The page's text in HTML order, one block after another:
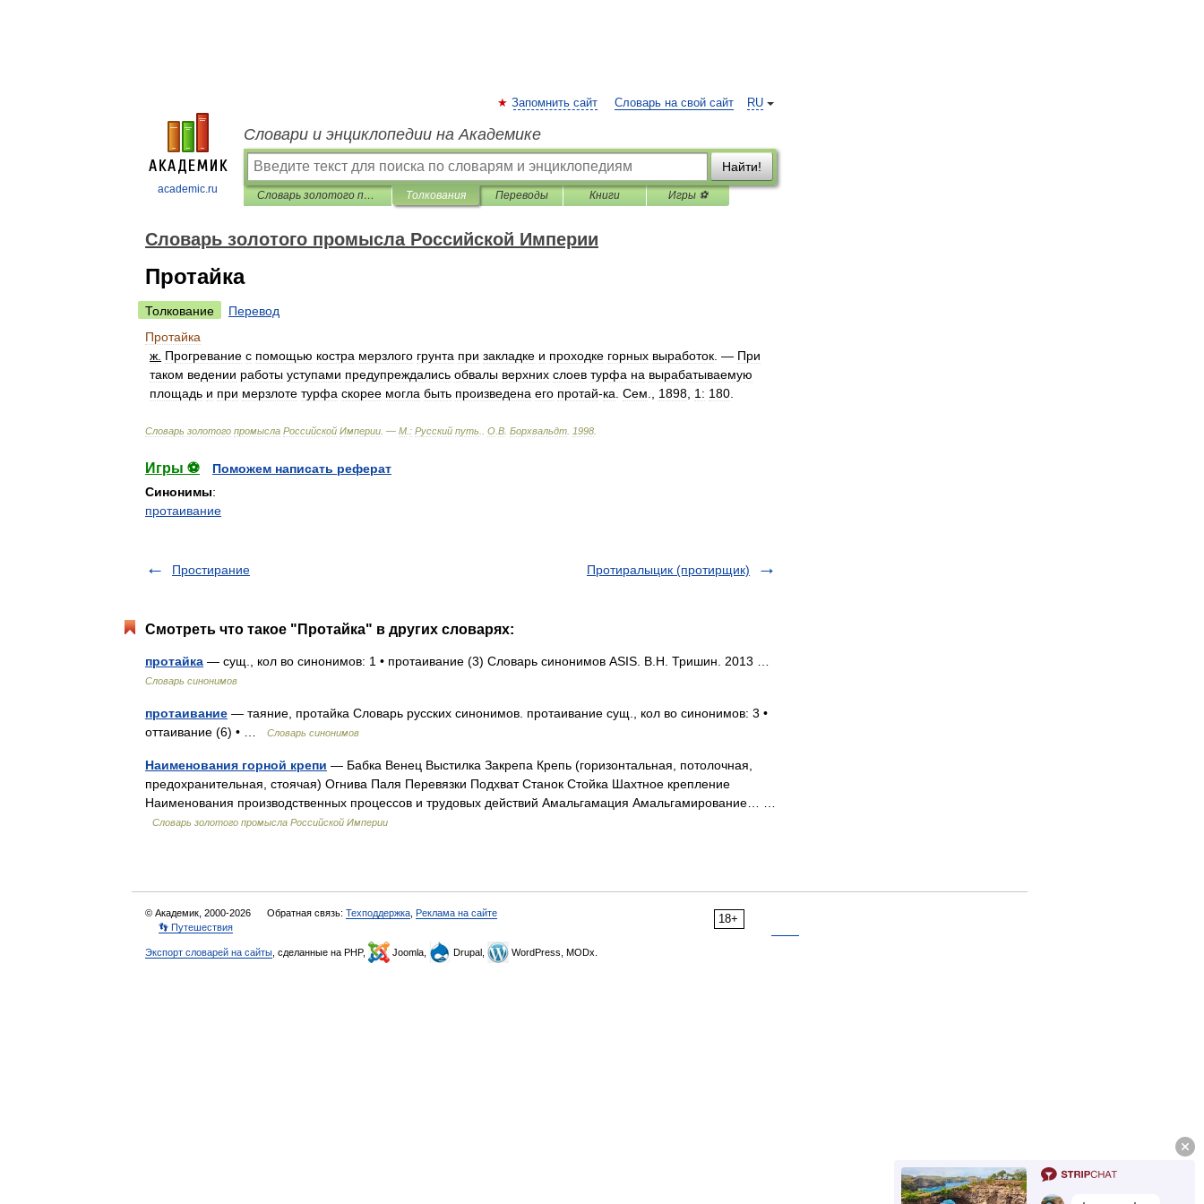
academic.ru
RU
Запомнить сайт Словарь на свой сайт
Словари и энциклопедии на Академике
Найти!
Словарь золотого промысла Российской Империи Толкования Переводы Книги Игры ⚽
Словарь золотого промысла Российской Империи
Протайка
Толкование
Перевод
Протайка
ж Прогревание с помощью костра мерзлого грунта при закладке и проходке горных выработок . — При
таком ведении работы уступами предупреждались обвалы верхних слоев турфа на вырабатываемую
площадь и при мерзлоте турфа скорее могла быть произведена его протай-ка Сем 1898 1: 180
Словарь золотого промысла Российской Империи . — М : Русский путь О В Борхвальдт 1998
Игры ⚽
Поможем написать реферат
Синонимы:
протаивание
Простирание Протиралыцик (протирщик)
Смотреть что такое "Протайка" в других словарях:
протайка — сущ., кол во синонимов: 1 • протаивание (3) Словарь синонимов ASIS. В.Н. Тришин. 2013 …
Словарь синонимов
протаивание — таяние, протайка Словарь русских синонимов. протаивание сущ., кол во синонимов: 3 •
оттаивание (6) • …
Словарь синонимов
Наименования горной крепи — Бабка Венец Выстилка Закрепа Крепь (горизонтальная, потолочная,
предохранительная, стоячая) Огнива Паля Перевязки Подхват Станок Стойка Шахтное крепление
Наименования производственных процессов и трудовых действий Амальгамация Амальгамирование… …
Словарь золотого промысла Российской Империи
18+
© Академик, 2000-2026 Обратная связь: Техподдержка Реклама на сайте
👣 Путешествия
Экспорт словарей на сайты , сделанные на PHP, Joomla, Drupal, WordPress, MODx.